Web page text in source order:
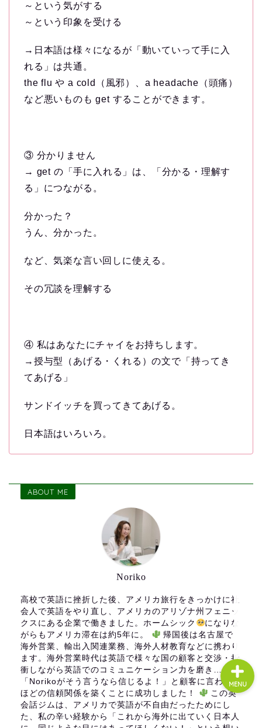
～という気がする
～という印象を受ける
→日本語は様々になるが「動いていって手に入
れる」は共通。
the flu や a cold（風邪）、a headache（頭痛）
など悪いものも get することができます。
③ 分かりません
→ get の「手に入れる」は、「分かる・理解す
る」につながる。
分かった？
うん、分かった。
など、気楽な言い回しに使える。
その冗談を理解する
④ 私はあなたにチャイをお持ちします。
→授与型（あげる・くれる）の文で「持ってき
てあげる」
サンドイッチを買ってきてあげる。
日本語はいろいろ。
ABOUT ME
Noriko
高校で英語に挫折した後、アメリカ旅行をきっかけに社
会人で英語をやり直し、アメリカのアリゾナ州フェニッ
クスにある企業で働きました。ホームシック
になりな
がらもアメリカ滞在は約5年に。
帰国後は名古屋で
海外営業、輸出入関連業務、海外人材教育などに携わり
ます。海外営業時代は英語で様々な国の顧客と交渉・折
衝しながら英語でのコミュニケーション力を磨き…
「Norikoがそう言うなら信じるよ！」と顧客に言われる
ほどの信頼関係を築くことに成功しました！
この英
会話ジムは、アメリカで英語が不自由だったためにし
た、私の辛い経験から「これから海外に出ていく日本人
MENU
コース・料金
無料体験